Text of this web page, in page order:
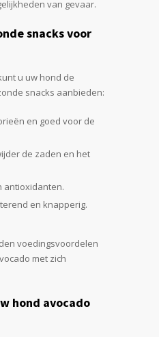
van gevaar.
snacks voor
u uw hond de
snacks aanbieden:
en goed voor de
de zaden en het
antioxidanten.
en knapperig.
voedingsvoordelen
met zich
hond avocado